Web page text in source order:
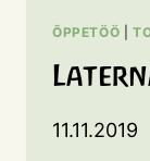
ÕPPETÖÖ
11.11.2019